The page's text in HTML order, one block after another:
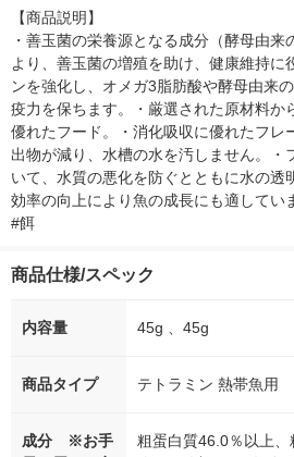
【商品説明】
・善玉菌の栄養源となる成分（酵母由
より、善玉菌の増殖を助け、健康維持に
ンを強化し、オメガ3脂肪酸や酵母由来
疫力を保ちます。・厳選された原材料か
優れたフード。・消化吸収に優れたフレ
出物が減り、水槽の水を汚しません。・
いて、水質の悪化を防ぐとともに水の透
効率の向上により魚の成長にも適してい
#餌
商品仕様/スペック
内容量 45g 、45g
商品タイプ テトラミン 熱帯魚用
成分 ※お手
粗蛋白質46.0％以上